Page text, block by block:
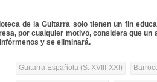
de la Guitarra solo tienen un fin
por cualquier motivo, considera que un
y se eliminará.
Guitarra Española (S. XVIII-XXI)